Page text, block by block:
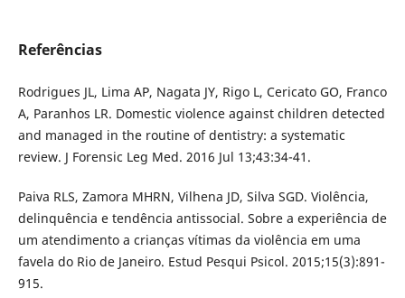
Referências
Rodrigues JL, Lima AP, Nagata JY, Rigo L, Cericato GO, Franco
A, Paranhos LR. Domestic violence against children detected
and managed in the routine of dentistry: a systematic
review. J Forensic Leg Med. 2016 Jul 13;43:34-41.
Paiva RLS, Zamora MHRN, Vilhena JD, Silva SGD. Violência,
delinquência e tendência antissocial. Sobre a experiência de
um atendimento a crianças vítimas da violência em uma
favela do Rio de Janeiro. Estud Pesqui Psicol. 2015;15(3):891-
915.